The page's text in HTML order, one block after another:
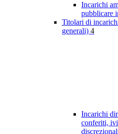
Incarichi
pubblicare
Titolari di
generali) 4
Incarichi
conferiti,